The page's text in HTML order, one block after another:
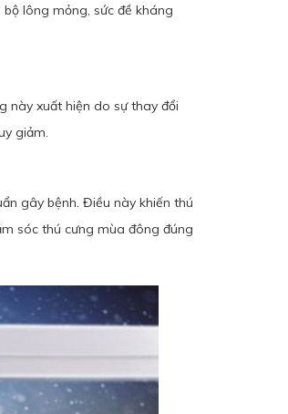
lông mỏng, sức đề kháng
này xuất hiện do sự thay đổi
giảm.
gây bệnh. Điều này khiến thú
sóc thú cưng mùa đông đúng